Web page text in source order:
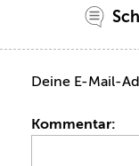
Deine E-Mail-
Kommentar: